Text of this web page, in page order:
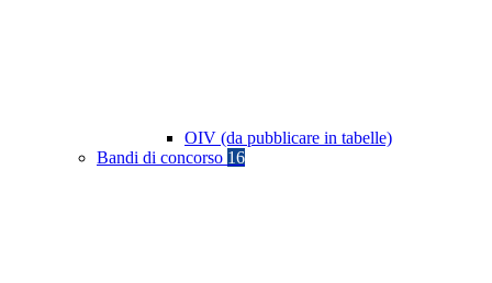
OIV (da pubblicare in tabelle)
Bandi di concorso 16